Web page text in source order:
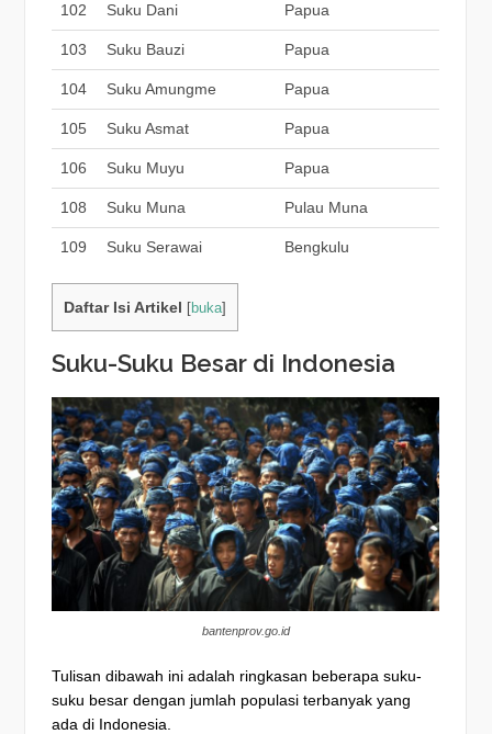
102 Suku Dani Papua
103 Suku Bauzi Papua
104 Suku Amungme Papua
105 Suku Asmat Papua
106 Suku Muyu Papua
108 Suku Muna Pulau Muna
109 Suku Serawai Bengkulu
Daftar Isi Artikel buka]
Suku-Suku Besar di Indonesia
bantenprov.go.id
Tulisan dibawah ini adalah ringkasan beberapa suku-
suku besar dengan jumlah populasi terbanyak yang
ada di Indonesia.